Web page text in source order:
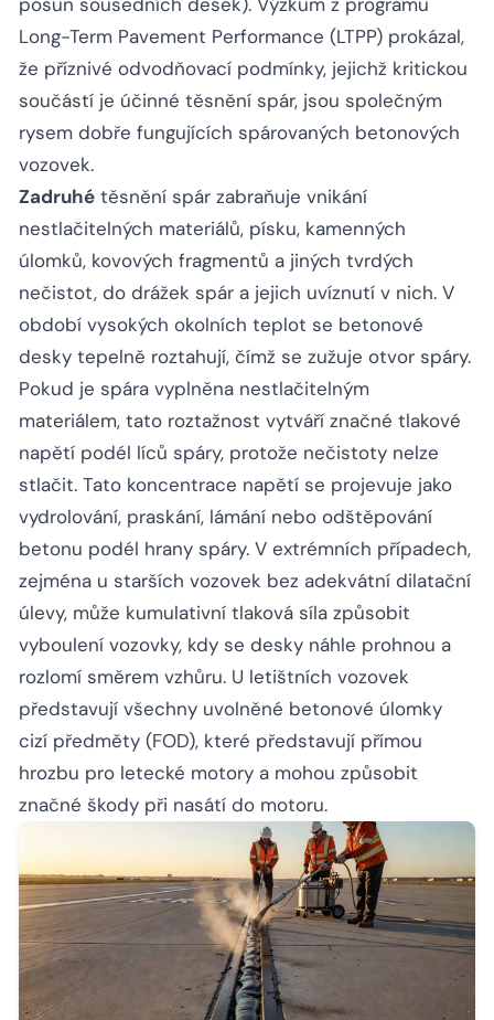
Long-Term Pavement Performance (LTPP) prokázal,
že příznivé odvodňovací podmínky, jejichž kritickou
součástí je účinné těsnění spár, jsou společným
rysem dobře fungujících spárovaných betonových
vozovek.
Zadruhé těsnění spár zabraňuje vnikání
nestlačitelných materiálů, písku, kamenných
úlomků, kovových fragmentů a jiných tvrdých
nečistot, do drážek spár a jejich uvíznutí v nich. V
období vysokých okolních teplot se betonové
desky tepelně roztahují, čímž se zužuje otvor spáry.
Pokud je spára vyplněna nestlačitelným
materiálem, tato roztažnost vytváří značné tlakové
napětí podél líců spáry, protože nečistoty nelze
stlačit. Tato koncentrace napětí se projevuje jako
vydrolování, praskání, lámání nebo odštěpování
betonu podél hrany spáry. V extrémních případech,
zejména u starších vozovek bez adekvátní dilatační
úlevy, může kumulativní tlaková síla způsobit
vyboulení vozovky, kdy se desky náhle prohnou a
rozlomí směrem vzhůru. U letištních vozovek
představují všechny uvolněné betonové úlomky
cizí předměty (FOD), které představují přímou
hrozbu pro letecké motory a mohou způsobit
značné škody při nasátí do motoru.